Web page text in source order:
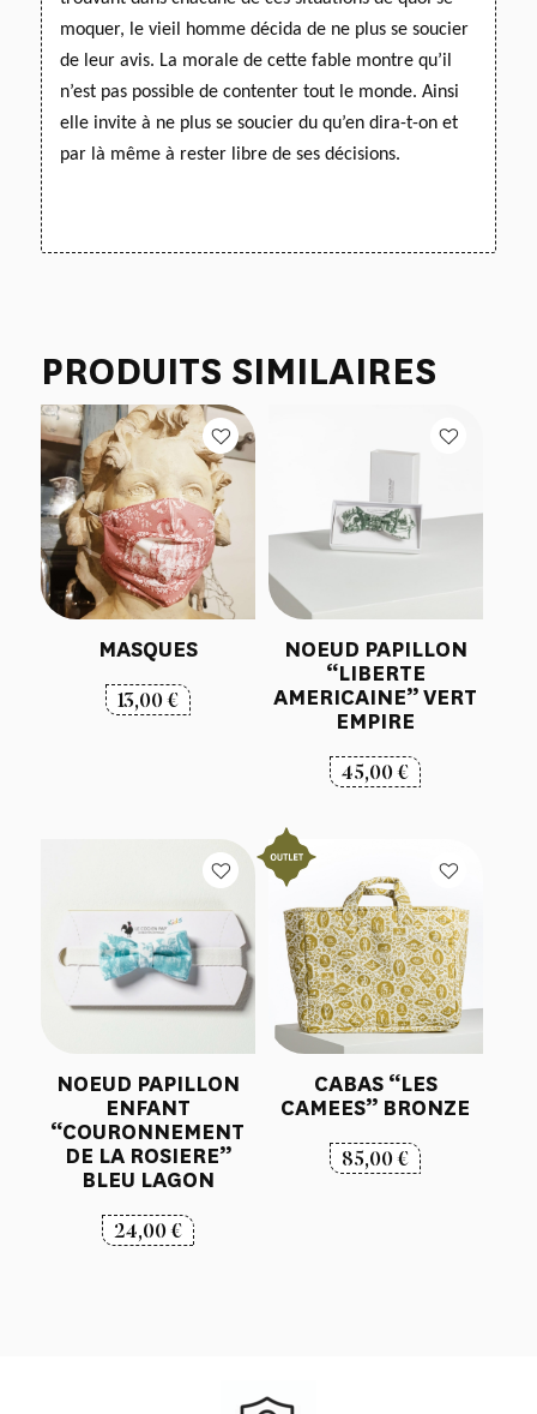
moquer, le vieil homme décida de ne plus se soucier
de leur avis. La morale de cette fable montre qu’il
n’est pas possible de contenter tout le monde. Ainsi
elle invite à ne plus se soucier du qu’en dira-t-onet
par là même à rester libre de ses décisions.
PRODUITS SIMILAIRES
MASQUES
13,00€
NOEUD PAPILLON
“LIBERTE
AMERICAINE” VERT
EMPIRE
45,00€
NOEUD PAPILLON
ENFANT
“COURONNEMENT
DE LA ROSIERE”
BLEU LAGON
24,00€
CABAS “LES
CAMEES” BRONZE
85,00€